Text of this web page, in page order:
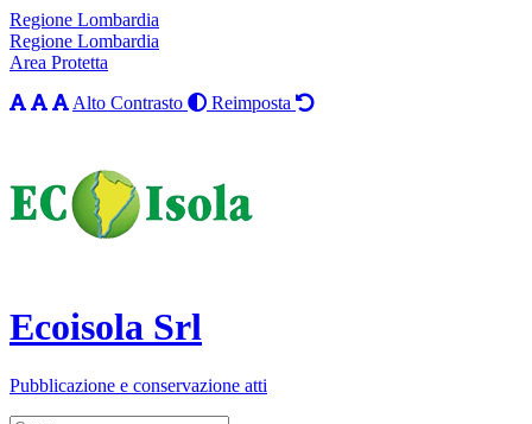
Regione Lombardia
Regione Lombardia
Area Protetta
Alto Contrasto
Reimposta
Ecoisola Srl
Pubblicazione e conservazione atti